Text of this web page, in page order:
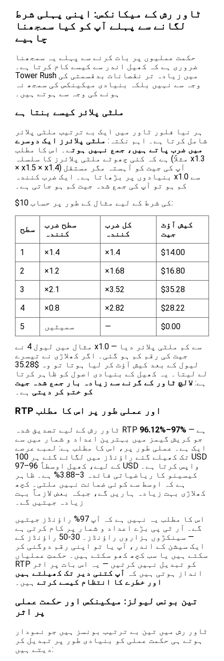
ٹاور رش کے میکانکس: اپنی پہلی شرط
لگانے سے پہلے آپ کو کیا سمجھنا
چاہیے
حکمت عملیوں پر بات کرنے سے پہلے یہ سمجھنا
ضروری ہے کہ کھیل اندر سے کیسے کام کرتا ہے۔
Tower Rush میں زیادہ تر نقصانات بدقسمتی کی
وجہ سے نہیں بلکہ بنیادی میکینکس کی سمجھ نہ
ہونے کی وجہ سے ہوتے ہیں۔
ملٹی پلائر کیسے بنتا ہے
ہر نیا فلور ٹاور میں ایک بے ترتیب ملٹی پلائر
شامل کرتا ہے۔ اہم نکتہ: ملٹی پلائرز ایک دوسرے
میں ضرب پاتے ہیں، جمع نہیں ہوتے۔ اس کا مطلب
ہے کہ کئی چھوٹے ملٹی پلائرز کا سلسلہ (مثلاً x1.3
× x1.5 × x1.4) آپ کی جیت کو آہستہ مگر مستقل
بنیادوں پر بڑھاتا ہے۔ ایک ضرب کنندہ x1.0 سے
کم ہو تو آپ کی جمع شدہ جیت کم ہو جاتی ہے۔
$10 کی شرط کے لیے مثال کے طور پر حساب:
سطح
سطح ضرب
کنندہ
کل ضرب
کنندہ
کیش آؤٹ
جیت
1
×1.4 ×1.4
$14.00
2
×1.2 ×1.68
$16.80
3
×2.1 ×3.52
$35.28
4
×0.8 ×2.82
$28.22
5
سمیٹیں — $0.00
مثال میں لیول 4 نے x1.0 سے کم ملٹی پلائر دیا —
جیت کی رقم کم ہو گئی۔ اگر کھلاڑی نے تیسرے
لیول کے بعد کیش آؤٹ کر لیا ہوتا تو وہ $35.28
لے لیتا۔ یہ کھیل کے بنیادی اصول کو ظاہر کرتا
ہے: لالچ ٹاور کے گرنے سے زیادہ بار جمع شدہ جیت
کو ختم کر دیتی ہے۔
RTP اور عملی طور پر اس کا مطلب
ٹاور رش کے لیے تصدیق شدہ RTP 96.12%–97%
جو کریش گیمز میں بہترین اعداد و شمار میں سے
ایک ہے۔ عملی طور پر، اس کا مطلب ہے: لمبے عرصے
تک کھیلے گئے راؤنڈز میں لگائے گئے ہر 100 USD
کے لیے، کھیل اوسطاً 96–97 USD واپس کرتا ہے۔
کیسینو کا ریاضیاتی فائدہ 3–3.88% ہے۔ ظاہر
ہے کہ اوسط سے کوئی ضمانت نہیں ملتی۔ کچھ
کھلاڑی بہت زیادہ ہاریں گے، جبکہ بعض لازماً بہت
زیادہ جیتیں گے۔
اس کا مطلب یہ نہیں ہے کہ آپ 97% راؤنڈز جیتیں
گے۔ آر ٹی پی بڑے اعداد و شمار پر کام کرتی ہے
— سینکڑوں ہزاروں راؤنڈز۔ 30-50 راؤنڈز کے
ایک سیشن کے اندر، آپ یا تو اپنی رقم دوگنی کر
سکتے ہیں یا سب کچھ کھو سکتے ہیں۔ حکمتِ عملیاں
RTP کو تبدیل نہیں کرتیں — یہ اس بات پر اثر
انداز ہوتی ہیں کہ آپ کتنی دیر تک کھیلتے ہیں
اور خطرے کا انتظام کیسے کرتے ہیں۔
تین بونس لیولز: میکینکس اور حکمت عملی
پر اثر
ٹاور رش میں تین بے ترتیب بونسز ہیں جو نمودار
ہوتے ہی حکمت عملی کو بنیادی طور پر تبدیل کر
دیتے ہیں: